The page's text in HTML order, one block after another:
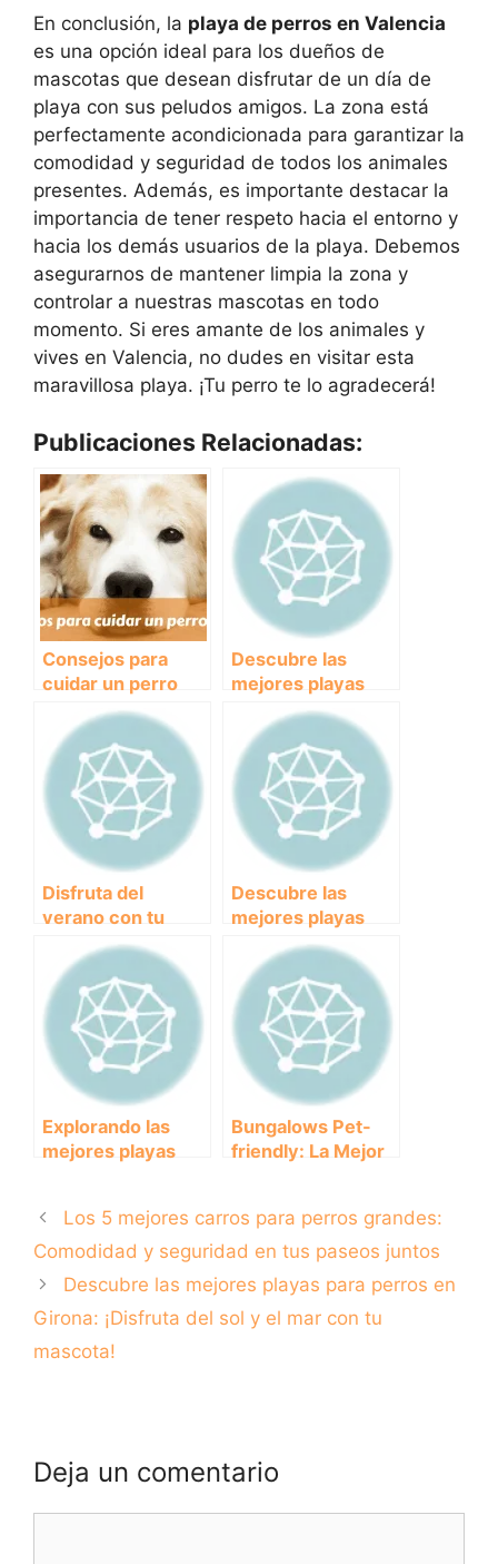
En conclusión, la playa de perros en Valencia
es una opción ideal para los dueños de
mascotas que desean disfrutar de un día de
playa con sus peludos amigos. La zona está
perfectamente acondicionada para garantizar la
comodidad y seguridad de todos los animales
presentes. Además, es importante destacar la
importancia de tener respeto hacia el entorno y
hacia los demás usuarios de la playa. Debemos
asegurarnos de mantener limpia la zona y
controlar a nuestras mascotas en todo
momento. Si eres amante de los animales y
vives en Valencia, no dudes en visitar esta
maravillosa playa. ¡Tu perro te lo agradecerá!
Publicaciones Relacionadas:
Consejos para
cuidar un perro
Descubre las
mejores playas
caninas de España
para disfrutar con
tu mejor amigo
peludo.
Disfruta del
verano con tu
mejor amigo de
cuatro patas: las
mejores playas
para perros en
Valencia
Descubre las
mejores playas
para llevar a tu
perro en Alicante
Explorando las
mejores playas
Diversión y
relajación para tu
peludo amigo.
Bungalows Pet-
friendly: La Mejor
Los 5 mejores carros para perros grandes:
Comodidad y seguridad en tus paseos juntos
Descubre las mejores playas para perros en
Girona: ¡Disfruta del sol y el mar con tu
mascota!
Deja un comentario